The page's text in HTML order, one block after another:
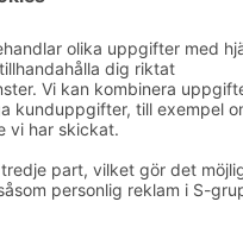
är gymmet på
vårt gym.
gym
nya
gå dit för